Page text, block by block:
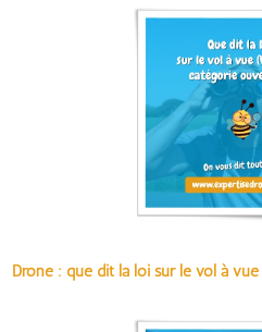
Drone : que dit la loi sur le vol à